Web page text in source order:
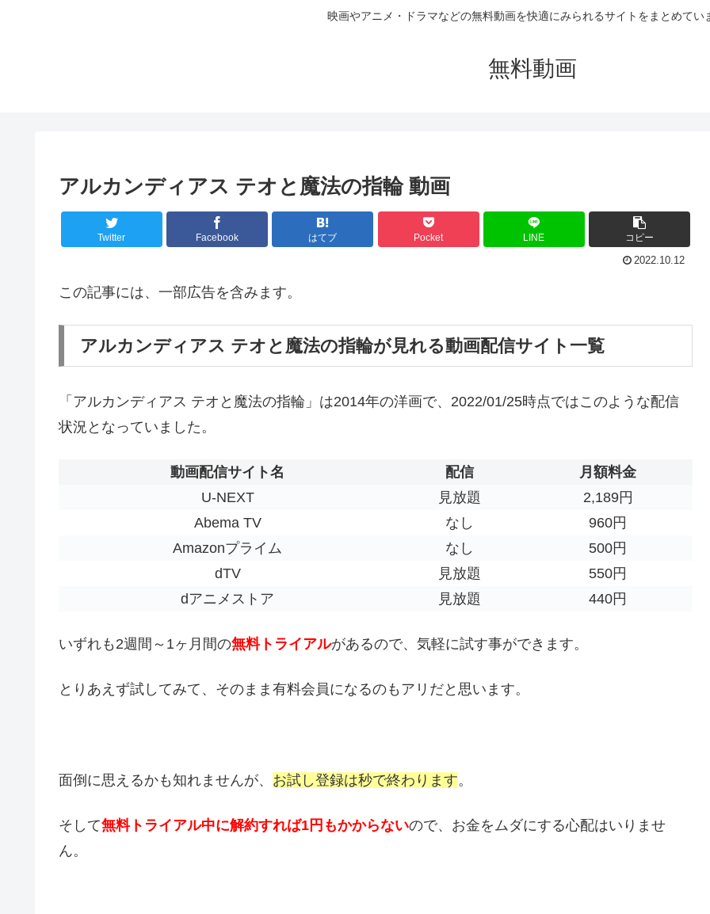
映画やアニメ・ドラマなどの無料動画を快適にみられるサイトをまとめてい
無料動画
アルカンディアス テオと魔法の指輪 動画
Twitter Facebook はてブ Pocket LINE コピー
2022.10.12
この記事には、一部広告を含みます。
アルカンディアス テオと魔法の指輪が見れる動画配信サイト一覧
「アルカンディアス テオと魔法の指輪」は2014年の洋画で、2022/01/25時点ではこのような配信
状況となっていました。
動画配信サイト名 配信
月額料金
U-NEXT
見放題
2,189円
Abema TV
なし
960円
Amazonプライム
なし
500円
dTV
見放題
550円
dアニメストア
見放題 440円
いずれも2週間～1ヶ月間の無料トライアルがあるので、気軽に試す事ができます。
とりあえず試してみて、そのまま有料会員になるのもアリだと思います。
面倒に思えるかも知れませんが、 お試し登録は秒で終わります。
そして無料トライアル中に解約すれば1円もかからないので、お金をムダにする心配はいりませ
ん。